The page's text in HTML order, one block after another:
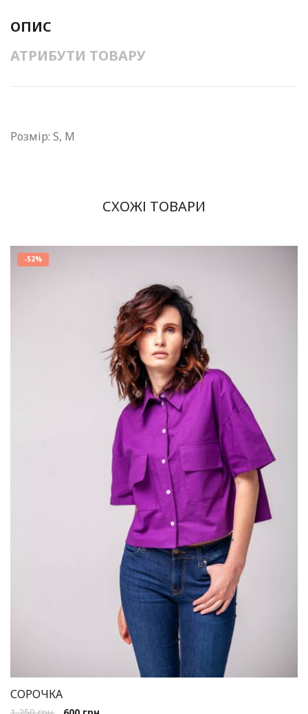
ОПИС
АТРИБУТИ ТОВАРУ
Розмір: S, M
СХОЖІ ТОВАРИ
-52%
СОРОЧКА